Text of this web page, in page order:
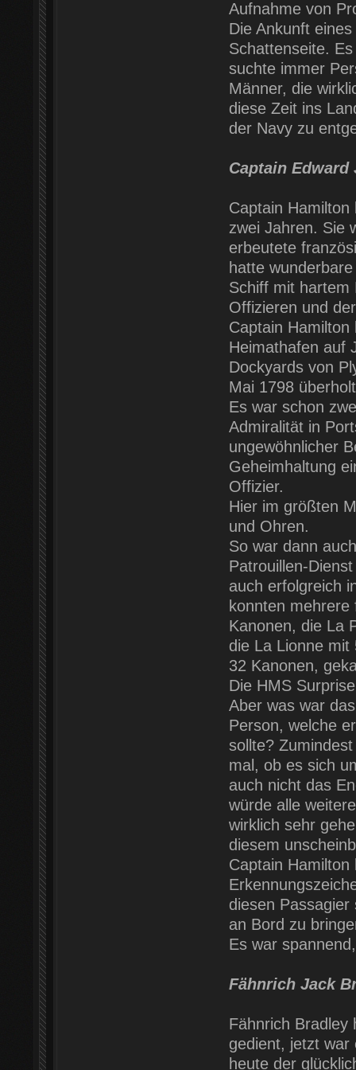
Aufnahme von
Die Ankunft
Schattenseite.
suchte immer
Männer, die
diese Zeit ins
der Navy zu
Captain
Captain
zwei Jahren. Sie
erbeutete
hatte
Schiff mit hartem
Offizieren und
Captain
Heimathafen auf
Dockyards von
Mai 1798
Es war schon
Admiralität in
ungewöhnlicher
Geheimhaltung
Offizier.
Hier im größten
und Ohren.
So war dann
Patrouillen-
auch erfolgreich
konnten
Kanonen, die La
die La Lionne
32 Kanonen,
Die HMS
Aber was war
Person, welche
sollte?
mal, ob es sich
auch nicht das
würde alle
wirklich sehr
diesem
Captain
diesen
an Bord zu
Es war
Fähnrich Jack
Fähnrich Bradley
gedient, jetzt
heute der